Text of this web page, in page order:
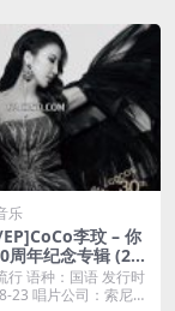
乐
李玟 – 你
周年纪念专辑 (20
Plus M4A]
行 语种：国语 发行时
23 唱片公司：索尼音